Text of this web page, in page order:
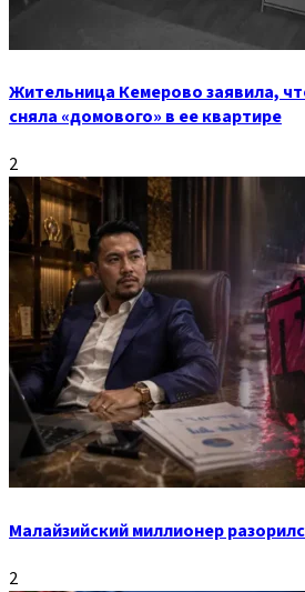
Жительница Кемерово заявила,
сняла «домового» в ее квартире
2
Малайзийский миллионер
2